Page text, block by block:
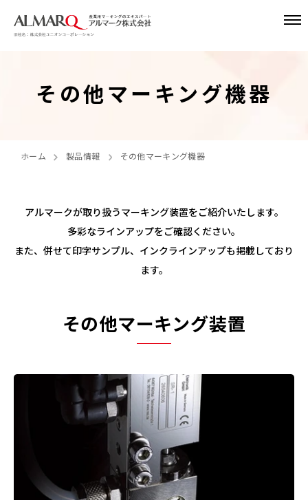
その他マーキング機器
ホーム 製品情報 その他マーキング機器
アルマークが取り扱うマーキング装置をご紹介いたします。
多彩なラインアップをご確認ください。
また、併せて印字サンプル、インクラインアップも掲載しており
ます。
その他マーキング装置